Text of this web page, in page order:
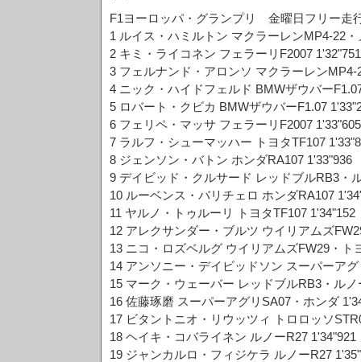
F1ヨーロッパ・グランプリ 金曜日フリー走
1 ルイス・ハミルトン マクラーレンMP4-22
2 キミ・ライコネン フェラーリF2007 1'32"751
3 フェルナンド・アロンソ マクラーレンMP4-
4 ニック・ハイドフェルド BMWザウバー
5 ロバート・クビカ BMWザウバーF1.07
6 フェリペ・マッサ フェラーリF2007 1'33"605
7 ラルフ・シューマッハー トヨタTF107
8 ジェンソン・バトン ホンダRA107 1'33"936
9 デイビッド・クルサード レッドブルRB3・
10 ルーベンス・バリチェロ ホンダRA107
11 ヤルノ・トゥルーリ トヨタTF107 1'34"152
12 アレクサンダー・ブルツ ウイリアムズ
13 ニコ・ロズベルグ ウイリアムズFW29・ト
14 アンソニー・デイビッドソン スーパーア
15 マーク・ウェーバー レッドブルRB3・ルノ
16 佐藤琢磨 スーパーアグリSA07・ホンダ
17 ビタントニオ・リウッツィ トロロッソ
18 ヘイキ・コバライネン ルノーR27 1'34"921
19 ジャンカルロ・フィジケラ ルノーR27